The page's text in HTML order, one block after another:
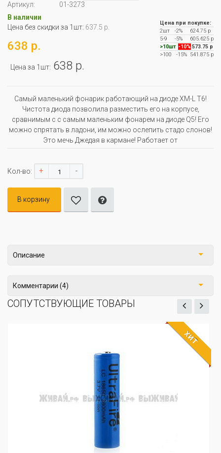
Артикул:
01-3273
В наличии
Цена без скидки за 1шт: 637.5 р.
638 р.
Цена за 1шт: 638 р.
Цена при покупке:
2шт
-2%
624.75 р
5-9
-5%
605.625 р
>10шт -10% 573.75 р
>100
-15% 541.875 р
Самый маленький фонарик работающий на диоде XM-L T6!
Чистота диода позволила разместить его на корпусе,
сравнимым с с самым маленьким фонарем на диоде Q5! Его
можно спрятать в ладони, им можно ослепить стадо слонов!
Это мечь Джедая в кармане! Работает от
Кол-во: + -
В корзину
Описание
Комментарии (4)
СОПУТСТВУЮЩИЕ ТОВАРЫ
ХИТ